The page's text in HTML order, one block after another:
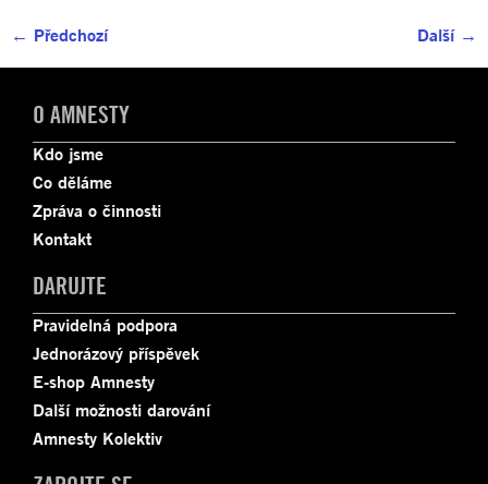
← Předchozí Další →
O AMNESTY
Kdo jsme
Co děláme
Zpráva o činnosti
Kontakt
DARUJTE
Pravidelná podpora
Jednorázový příspěvek
E-shop Amnesty
Další možnosti darování
Amnesty Kolektiv